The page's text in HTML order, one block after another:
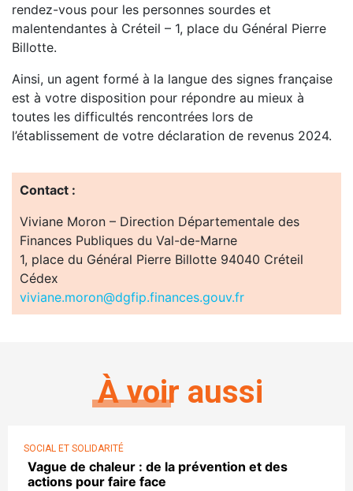
rendez-vous pour les personnes sourdes et
malentendantes à Créteil – 1, place du Général Pierre
Billotte.
Ainsi, un agent formé à la langue des signes française
est à votre disposition pour répondre au mieux à
toutes les difficultés rencontrées lors de
l’établissement de votre déclaration de revenus 2024.
Contact :
Viviane Moron – Direction Départementale des
Finances Publiques du Val-de-Marne
1, place du Général Pierre Billotte 94040 Créteil
Cédex
viviane.moron@dgfip.finances.gouv.fr
À voir aussi
SOCIAL ET SOLIDARITÉ
Vague de chaleur : de la prévention et des
actions pour faire face